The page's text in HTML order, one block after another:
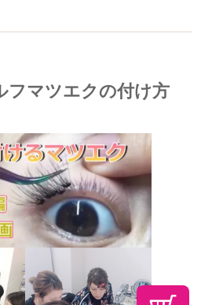
フマツエクの付け方